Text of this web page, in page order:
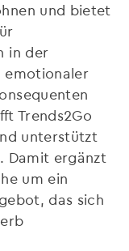
und bietet
in der
emotionaler
Trends2Go
unterstützt
Damit ergänzt
um ein
das sich